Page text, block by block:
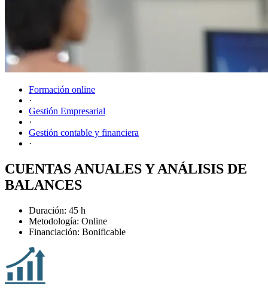
Formación online
·
Gestión Empresarial
·
Gestión contable y financiera
·
CUENTAS ANUALES Y ANÁLISIS DE
BALANCES
Duración: 45 h
Metodología: Online
Financiación: Bonificable